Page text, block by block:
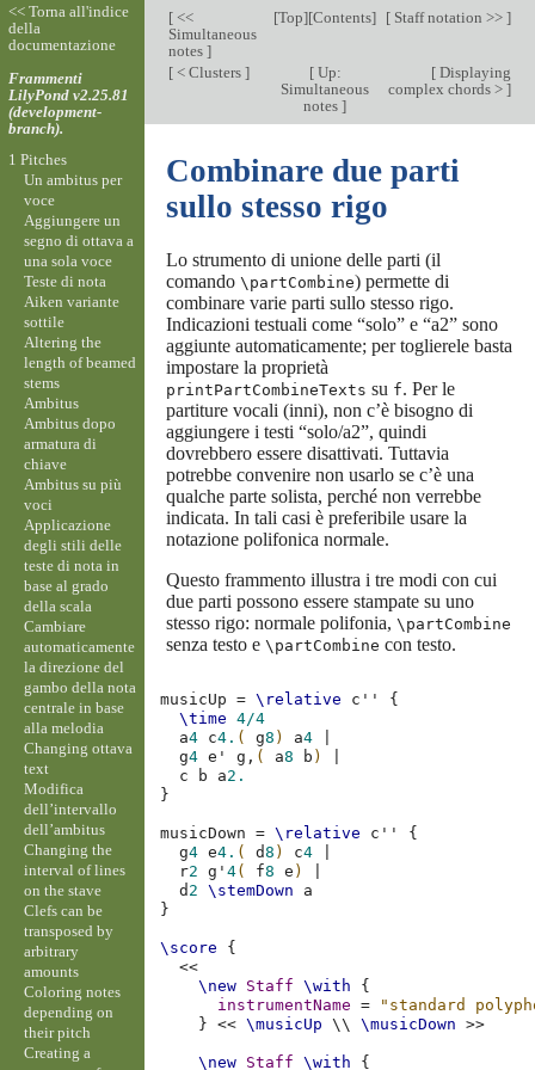
[<<
Simultaneous
notes ]
[Top][Contents] [Staff notation >> ]
[< Clusters ] [Up:
Simultaneous
notes]
[Displaying
complex chords > ]
Combinare due parti
sullo stesso rigo
Lo strumento di unione delle parti (il
comando \partCombine) permette di
combinare varie parti sullo stesso rigo.
Indicazioni testuali come “solo” e “a2” sono
aggiunte automaticamente; per toglierele basta
impostare la proprietà
printPartCombineTexts su f. Per le
partiture vocali (inni), non c’è bisogno di
aggiungere i testi “solo/a2”, quindi
dovrebbero essere disattivati. Tuttavia
potrebbe convenire non usarlo se c’è una
qualche parte solista, perché non verrebbe
indicata. In tali casi è preferibile usare la
notazione polifonica normale.
Questo frammento illustra i tre modi con cui
due parti possono essere stampate su uno
stesso rigo: normale polifonia, \partCombine
senza testo e \partCombine con testo.
musicUp = \relative c''
{
\time
4/4
a4 c4. ( g8 ) a4
g4 e' g, ( a8 b )
c
b a2.
}
musicDown = \relative c''
{
g4 e4. ( d8 ) c4
r2 g'4( f8 e )
d 2 \stemDown
a
}
\score
{
<<
\new Staff \with
{
instrumentName
=
"standard
}
<< \musicUp \\ \musicDown >>
\new Staff \with {
<< Torna all'indice
della
documentazione
Frammenti
LilyPond v2.25.81
(development-
branch).
1 Pitches
Un ambitus per
voce
Aggiungere un
segno di ottava a
una sola voce
Teste di nota
Aiken variante
sottile
Altering the
length of beamed
stems
Ambitus
Ambitus dopo
armatura di
chiave
Ambitus su più
voci
Applicazione
degli stili delle
teste di nota in
base al grado
della scala
Cambiare
automaticamente
la direzione del
gambo della nota
centrale in base
alla melodia
Changing ottava
text
Modifica
dell’intervallo
dell’ambitus
Changing the
interval of lines
on the stave
Clefs can be
transposed by
arbitrary
amounts
Coloring notes
depending on
their pitch
Creating a